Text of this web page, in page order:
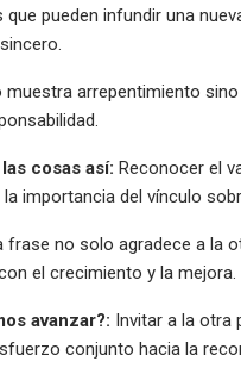
pueden infundir una
muestra arrepentimiento
cosas así: Reconocer el
importancia del vínculo
frase no solo agradece a la
el crecimiento y la mejora.
avanzar?: Invitar a la
conjunto hacia la